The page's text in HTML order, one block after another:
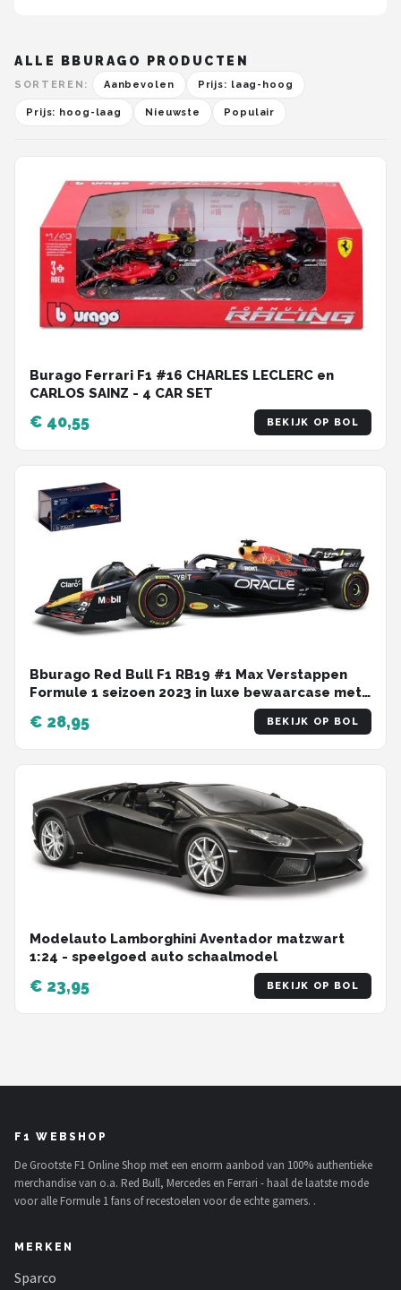
ALLE BBURAGO PRODUCTEN
SORTEREN: Aanbevolen Prijs: laag-hoog
Prijs: hoog-laag Nieuwste Populair
Burago Ferrari F1 #16 CHARLES LECLERC en
CARLOS SAINZ - 4 CAR SET
€ 40,55 BEKIJK OP BOL
Bburago Red Bull F1 RB19 #1 Max Verstappen
Formule 1 seizoen 2023 in luxe bewaarcase met
helm modelauto schaalmodel - 12 cm groot -
1:43 - nieuw model
€ 28,95 BEKIJK OP BOL
Modelauto Lamborghini Aventador matzwart
1:24 - speelgoed auto schaalmodel
€ 23,95 BEKIJK OP BOL
F1 WEBSHOP
De Grootste F1 Online Shop met een enorm aanbod van 100% authentieke
merchandise van o.a. Red Bull, Mercedes en Ferrari - haal de laatste mode
voor alle Formule 1 fans of recestoelen voor de echte gamers. .
MERKEN
Sparco